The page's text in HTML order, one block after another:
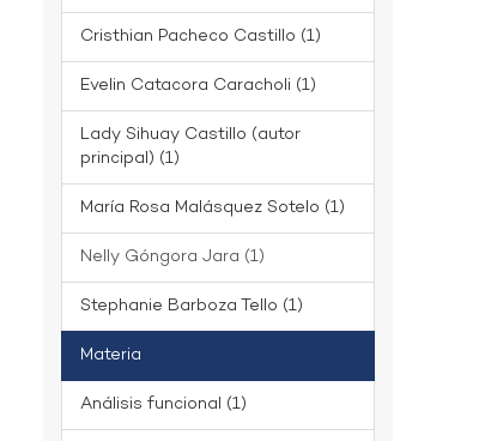
Cristhian Pacheco Castillo (1)
Evelin Catacora Caracholi (1)
Lady Sihuay Castillo (autor
principal) (1)
María Rosa Malásquez Sotelo (1)
Nelly Góngora Jara (1)
Stephanie Barboza Tello (1)
Materia
Análisis funcional (1)